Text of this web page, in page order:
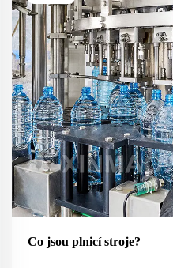
Co jsou plnicí stroje?